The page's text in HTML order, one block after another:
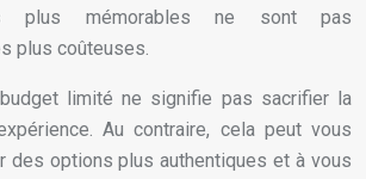
plus mémorables ne sont pas
plus coûteuses.
limité ne signifie pas sacrifier la
Au contraire, cela peut vous
des options plus authentiques et à vous